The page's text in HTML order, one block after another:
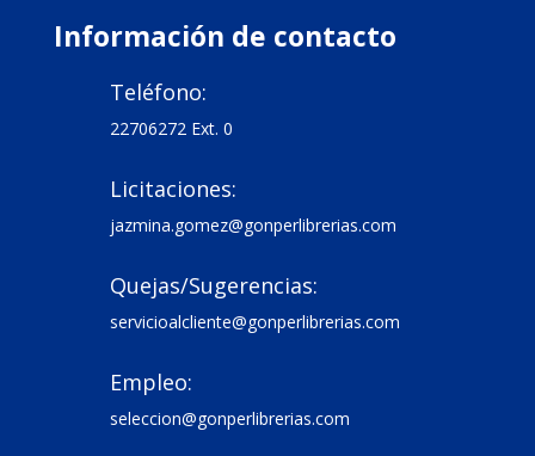
Información de contacto
Teléfono:
22706272 Ext. 0
Licitaciones:
jazmina.gomez@gonperlibrerias.com
Quejas/Sugerencias:
servicioalcliente@gonperlibrerias.com
Empleo:
seleccion@gonperlibrerias.com